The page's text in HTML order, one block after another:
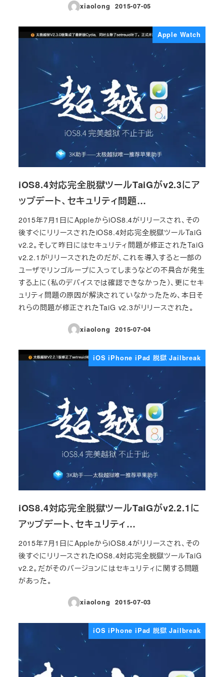
xiaolong
投稿日
2015-07-05
Apple Watch
iOS8.4対応完全脱獄ツールTaiGがv2.3にア
ップデート、セキュリティ問題…
2015年7月1日にAppleからiOS8.4がリリースされ、その
後すぐにリリースされたiOS8.4対応完全脱獄ツールTaiG
v2.2。そして昨日にはセキュリティ問題が修正されたTaiG
v2.2.1がリリースされたのだが、これを導入すると一部の
ユーザでリンゴループに入ってしまうなどの不具合が発生
する上に（私のデバイスでは確認できなかった）、更にセキ
ュリティ問題の原因が解決されていなかったため、本日そ
れらの問題が修正されたTaiG v2.3がリリースされた。
xiaolong
投稿日
2015-07-04
iOS iPhone iPad 脱獄 Jailbreak
iOS8.4対応完全脱獄ツールTaiGがv2.2.1に
アップデート、セキュリティ…
2015年7月1日にAppleからiOS8.4がリリースされ、その
後すぐにリリースされたiOS8.4対応完全脱獄ツールTaiG
v2.2。だがそのバージョンにはセキュリティに関する問題
があった。
xiaolong
投稿日
2015-07-03
iOS iPhone iPad 脱獄 Jailbreak